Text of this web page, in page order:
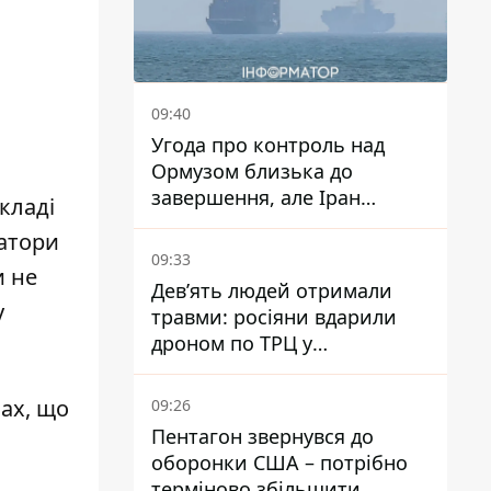
не
що
09:40
Угода про контроль над
Ормузом близька до
завершення, але Іран
висунув нові вимоги – ЗМІ
розкрили подробиці
09:33
Дев’ять людей отримали
травми: росіяни вдарили
дроном по ТРЦ у
Павлограді, чи
працюватиме заклад надалі
09:26
Пентагон звернувся до
оборонки США – потрібно